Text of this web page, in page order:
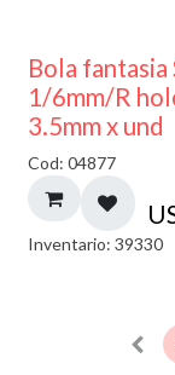
Bola fantasia
1/6mm/R
3.5mm x und
Cod: 04877
Inventario: 39330